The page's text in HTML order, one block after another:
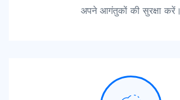
अपने आगंतुकों की सुरक्षा करें।